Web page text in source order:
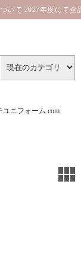
いて 2027年度にて全
ニフォーム.com